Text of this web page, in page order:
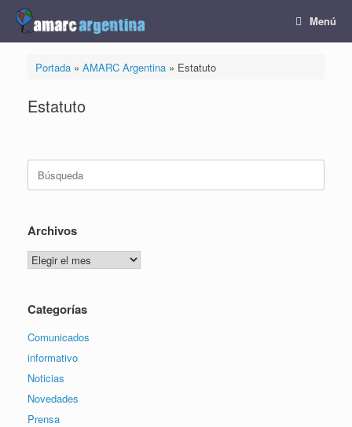
Saltar
contenido
Menú
Portada» AMARC Argentina» Estatuto
Estatuto
Archivos
Archivos
Categorías
Comunicados
informativo
Noticias
Novedades
Prensa